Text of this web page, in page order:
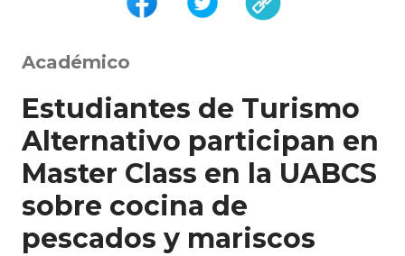
Académico
Estudiantes de Turismo
Alternativo participan en
Master Class en la UABCS
sobre cocina de
pescados y mariscos